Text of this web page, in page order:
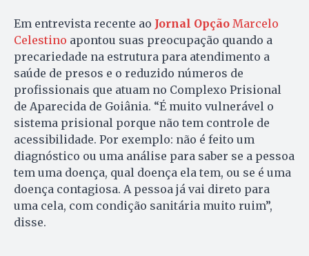
Em entrevista recente ao Jornal Opção Marcelo
Celestino apontou suas preocupação quando a
precariedade na estrutura para atendimento a
saúde de presos e o reduzido números de
profissionais que atuam no Complexo Prisional
de Aparecida de Goiânia. “É muito vulnerável o
sistema prisional porque não tem controle de
acessibilidade. Por exemplo: não é feito um
diagnóstico ou uma análise para saber se a pessoa
tem uma doença, qual doença ela tem, ou se é uma
doença contagiosa. A pessoa já vai direto para
uma cela, com condição sanitária muito ruim”,
disse.